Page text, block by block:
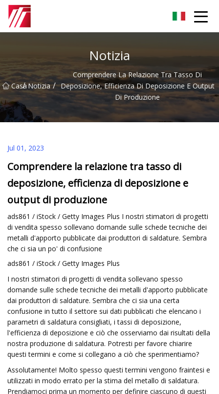
Notizia
Casa
/ Notizia /
Comprendere La Relazione Tra Tasso Di
Deposizione, Efficienza Di Deposizione E Output
Di Produzione
Jul 01, 2023
Comprendere la relazione tra tasso di
deposizione, efficienza di deposizione e
output di produzione
ads861 / iStock / Getty Images Plus I nostri stimatori di progetti
di vendita spesso sollevano domande sulle schede tecniche dei
metalli d'apporto pubblicate dai produttori di saldature. Sembra
che ci sia un po' di confusione
ads861 / iStock / Getty Images Plus
I nostri stimatori di progetti di vendita sollevano spesso
domande sulle schede tecniche dei metalli d'apporto pubblicate
dai produttori di saldature. Sembra che ci sia una certa
confusione in tutto il settore sui dati pubblicati che elencano i
parametri di saldatura consigliati, i tassi di deposizione,
l'efficienza di deposizione e ciò che osserviamo dai risultati della
nostra produzione di saldatura. Potresti per favore chiarire
questi termini e come si collegano a ciò che sperimentiamo?
Assolutamente! Molto spesso questi termini vengono fraintesi e
utilizzati in modo errato per la stima del metallo di saldatura.
Prendiamoci prima un momento per definire ciascuno di questi